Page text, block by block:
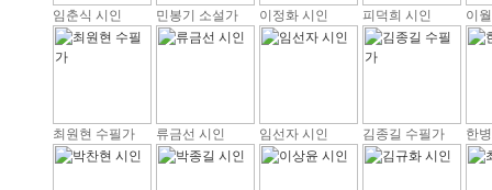
임춘식 시인 민봉기 소설가 이정화 시인 피덕희 시인 이
최원현 수필가 류금선 시인 임선자 시인 김종길 수필가 한